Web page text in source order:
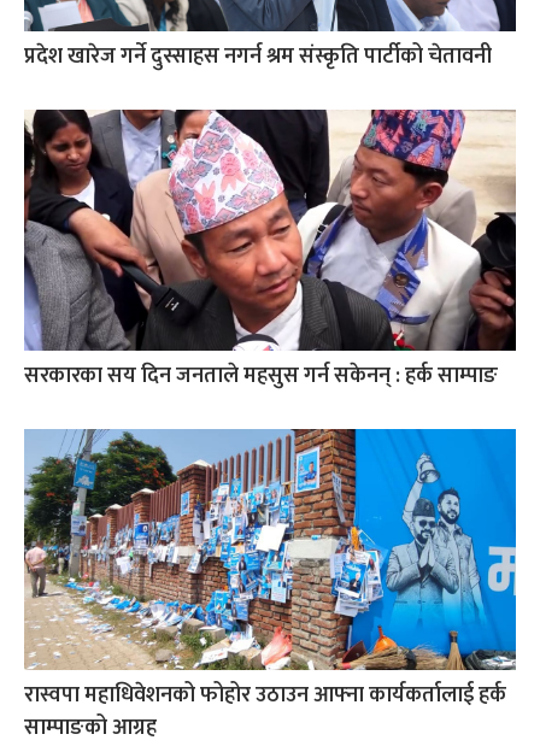
प्रदेश खारेज गर्ने दुस्साहस नगर्न श्रम संस्कृति पार्टीको चेतावनी
सरकारका सय दिन जनताले महसुस गर्न सकेनन् : हर्क साम्पाङ
रास्वपा महाधिवेशनको फोहोर उठाउन आफ्ना कार्यकर्तालाई हर्क
साम्पाङको आग्रह